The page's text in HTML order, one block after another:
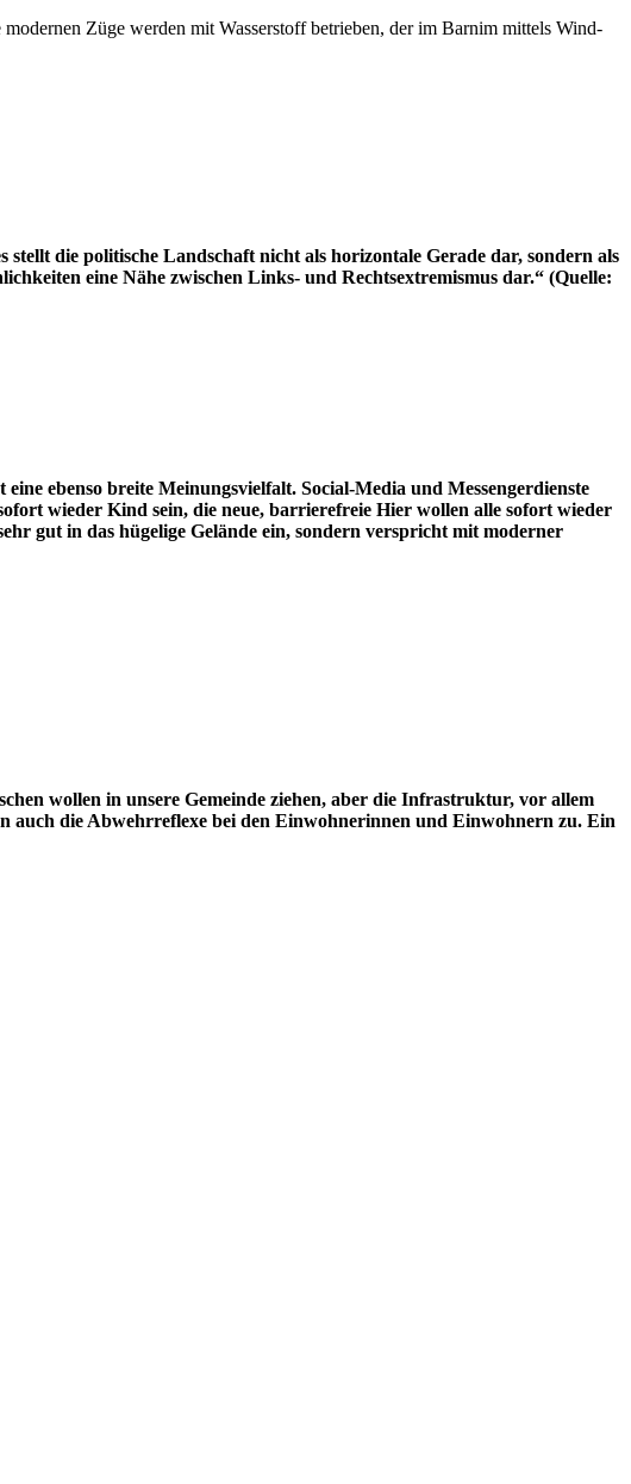
Züge werden mit Wasserstoff betrieben, der im Barnim mittels Wind-
die politische Landschaft nicht als horizontale Gerade dar, sondern als
eine Nähe zwischen Links- und Rechtsextremismus dar.“ (Quelle:
ebenso breite Meinungsvielfalt. Social-Media und Messengerdienste
wieder Kind sein, die neue, barrierefreie Hier wollen alle sofort wieder
gut in das hügelige Gelände ein, sondern verspricht mit moderner
wollen in unsere Gemeinde ziehen, aber die Infrastruktur, vor allem
die Abwehrreflexe bei den Einwohnerinnen und Einwohnern zu. Ein